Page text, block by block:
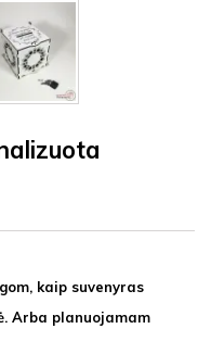
kaip suvenyras
Arba planuojamam